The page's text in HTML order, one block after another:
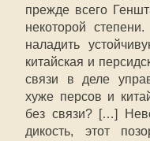
прежде всего
некоторой
наладить
китайская и
связи в деле
хуже персов и
без связи? […]
дикость, этот